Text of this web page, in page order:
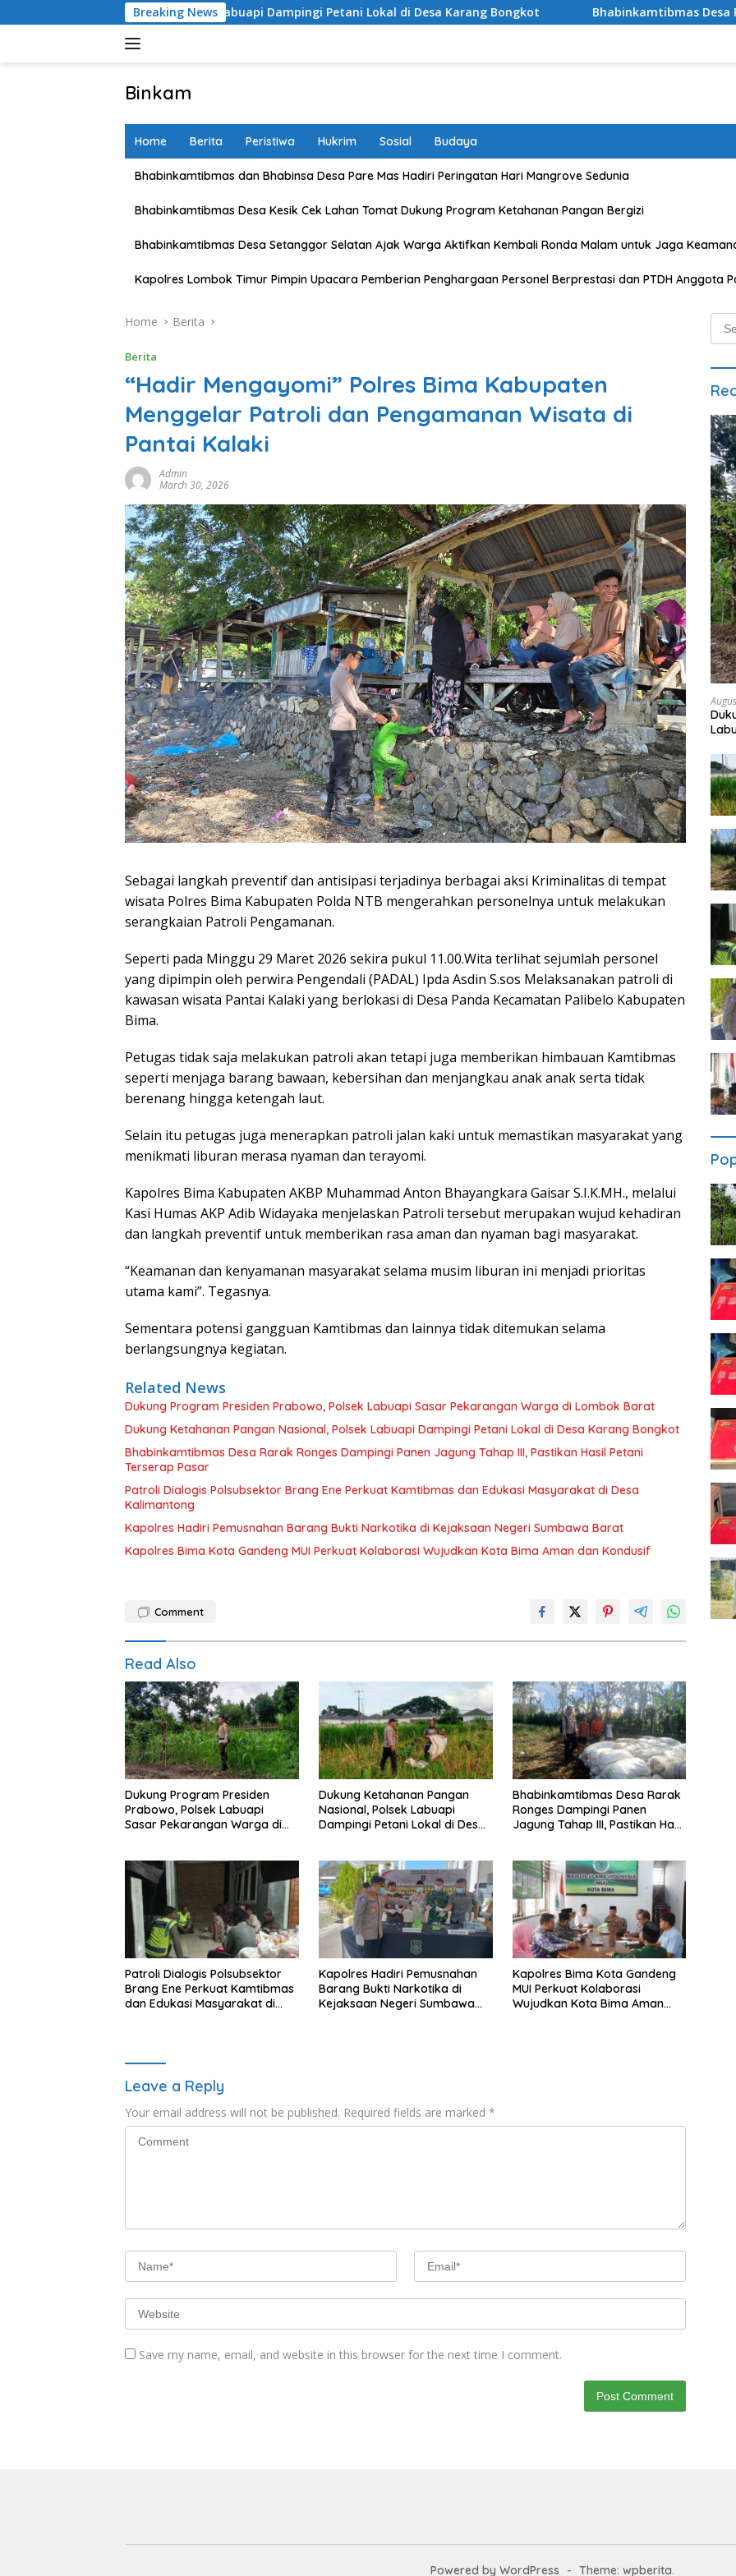
to
Breaking News
Nasional, Polsek Labuapi Dampingi Petani Lokal di Desa Karang Bongkot Bhabinkamtibmas Desa Rarak Ronges
Binkam
Home Berita Peristiwa Hukrim Sosial Budaya
Bhabinkamtibmas dan Bhabinsa Desa Pare Mas Hadiri Peringatan Hari Mangrove Sedunia
Bhabinkamtibmas Desa Kesik Cek Lahan Tomat Dukung Program Ketahanan Pangan Bergizi
Bhabinkamtibmas Desa Setanggor Selatan Ajak Warga Aktifkan Kembali Ronda Malam untuk Jaga
Kapolres Lombok Timur Pimpin Upacara Pemberian Penghargaan Personel Berprestasi dan PTDH Anggota
Home Berita
Berita
“Hadir Mengayomi” Polres Bima Kabupaten
Menggelar Patroli dan Pengamanan Wisata di
Pantai Kalaki
Admin
March 30, 2026
Sebagai langkah preventif dan antisipasi terjadinya berbagai aksi Kriminalitas di tempat
wisata Polres Bima Kabupaten Polda NTB mengerahkan personelnya untuk melakukan
serangkaian Patroli Pengamanan.
Seperti pada Minggu 29 Maret 2026 sekira pukul 11.00.Wita terlihat sejumlah personel
yang dipimpin oleh perwira Pengendali (PADAL) Ipda Asdin S.sos Melaksanakan patroli di
kawasan wisata Pantai Kalaki yang berlokasi di Desa Panda Kecamatan Palibelo Kabupaten
Bima.
Petugas tidak saja melakukan patroli akan tetapi juga memberikan himbauan Kamtibmas
seperti menjaga barang bawaan, kebersihan dan menjangkau anak anak serta tidak
berenang hingga ketengah laut.
Selain itu petugas juga menerapkan patroli jalan kaki untuk memastikan masyarakat yang
menikmati liburan merasa nyaman dan terayomi.
Kapolres Bima Kabupaten AKBP Muhammad Anton Bhayangkara Gaisar S.I.K.MH., melalui
Kasi Humas AKP Adib Widayaka menjelaskan Patroli tersebut merupakan wujud kehadiran
dan langkah preventif untuk memberikan rasa aman dan nyaman bagi masyarakat.
“Keamanan dan kenyamanan masyarakat selama musim liburan ini menjadi prioritas
utama kami”. Tegasnya.
Sementara potensi gangguan Kamtibmas dan lainnya tidak ditemukan selama
berlangsungnya kegiatan.
Related News
Dukung Program Presiden Prabowo, Polsek Labuapi Sasar Pekarangan Warga di Lombok Barat
Dukung Ketahanan Pangan Nasional, Polsek Labuapi Dampingi Petani Lokal di Desa Karang Bongkot
Bhabinkamtibmas Desa Rarak Ronges Dampingi Panen Jagung Tahap III, Pastikan Hasil Petani
Terserap Pasar
Patroli Dialogis Polsubsektor Brang Ene Perkuat Kamtibmas dan Edukasi Masyarakat di Desa
Kalimantong
Kapolres Hadiri Pemusnahan Barang Bukti Narkotika di Kejaksaan Negeri Sumbawa Barat
Kapolres Bima Kota Gandeng MUI Perkuat Kolaborasi Wujudkan Kota Bima Aman dan Kondusif
Comment
Read Also
Dukung Program Presiden
Prabowo, Polsek Labuapi
Sasar Pekarangan Warga di
Dukung Ketahanan Pangan
Nasional, Polsek Labuapi
Dampingi Petani Lokal di Desa
Bhabinkamtibmas Desa Rarak
Ronges Dampingi Panen
Jagung Tahap III, Pastikan Hasil
Patroli Dialogis Polsubsektor
Brang Ene Perkuat Kamtibmas
dan Edukasi Masyarakat di
Kapolres Hadiri Pemusnahan
Barang Bukti Narkotika di
Kejaksaan Negeri Sumbawa
Kapolres Bima Kota Gandeng
MUI Perkuat Kolaborasi
Wujudkan Kota Bima Aman
Leave a Reply
Your email address will not be published. Required fields are marked *
Save my name, email, and website in this browser for the next time I comment.
for:
Powered by WordPress - Theme: wpberita.